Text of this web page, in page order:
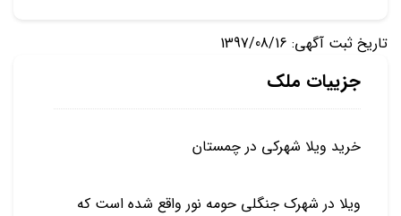
تاریخ ثبت آگهی: 1397/08/16
جزییات ملک
خرید ویلا شهرکی در چمستان
ویلا در شهرک جنگلی حومه نور واقع شده است که